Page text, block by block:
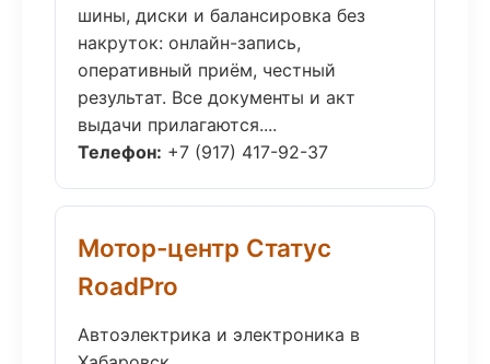
шины, диски и балансировка без
накруток: онлайн-запись,
оперативный приём, честный
результат. Все документы и акт
выдачи прилагаются....
Телефон: +7 (917) 417-92-37
Мотор-центр Статус
RoadPro
Автоэлектрика и электроника в